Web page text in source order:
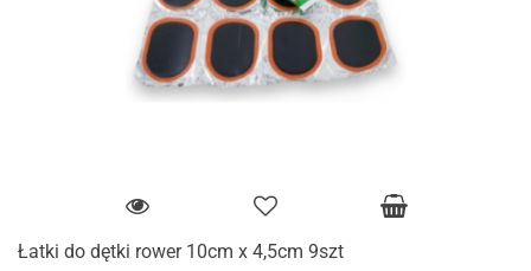
Łatki do dętki rower 10cm x 4,5cm 9szt